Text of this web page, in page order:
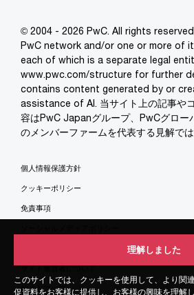
このサイトでは、クッキーを使用して、より関
促資料をお客様に提供し、お客様の興味を理解
理解しました
このサイトでは、クッキーを使用して、より関
促資料をお客様に提供し、お客様の興味を理解
理解しました
© 2004 - 2026 PwC. All rights
PwC network and/or one or more of
each of which is a separate legal
www.pwc.com/structure for further
contains content generated by or
assistance of AI. 当サイト上の記事や
容はPwC Japanグループ、PwCグロー
のメンバーファームを代表する見解では
個人情報保護方針
クッキーポリシー
免責事項
サイト運営者について
サイトマップ